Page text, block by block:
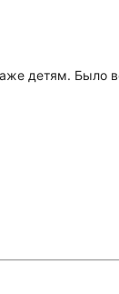
детям. Было